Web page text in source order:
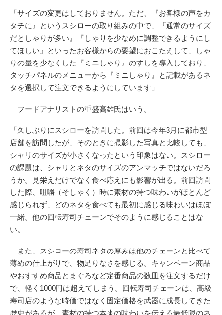
「サイズの変更はしておりません。ただ、『お客様の声をカ
タチに』というスシローの取り組みの中で、『通常のサイズ
だとしゃりが多い』『しゃりを少なめに調整できるようにし
てほしい』といったお客様からの要望におこたえして、しゃ
りの量を少なくした『ミニしゃり』のすしを導入しており、
タッチパネルのメニューから『ミニしゃり』と記載があるネ
タを選択して注文できるようにしています」
フードアナリストの重盛高雄氏はいう。
「久しぶりにスシローを訪問した。前回は今年3月に都市型
店舗を訪問したが、そのときに撮影した写真と比較しても、
シャリのサイズが小さくなったという印象はない。スシロー
の課題は、シャリとネタのサイズのアンマッチではないだろ
うか。見栄えだけでなく食べ応えにも影響が出る。前回訪問
した際、咀嚼（そしゃく）時に素材の持つ味わいがほとんど
感じられず、どのネタを食べても最初に感じる味わいはほぼ
一緒。他の回転寿司チェーンでそのように感じることはな
い。
また、スシローの寿司ネタの厚みは他のチェーンと比べて
薄めの仕上がりで、物足りなさを感じる。キャンペーン商品
やおすすめ商品とまぐろなど定番商品の数皿を注文するだけ
で、軽く1000円は超えてしまう。回転寿司チェーンは、高級
寿司店のような時価ではなく固定価格を武器に成長してきた
歴史があるが、素材の持つ本来の味わいを伝える最低限のネ